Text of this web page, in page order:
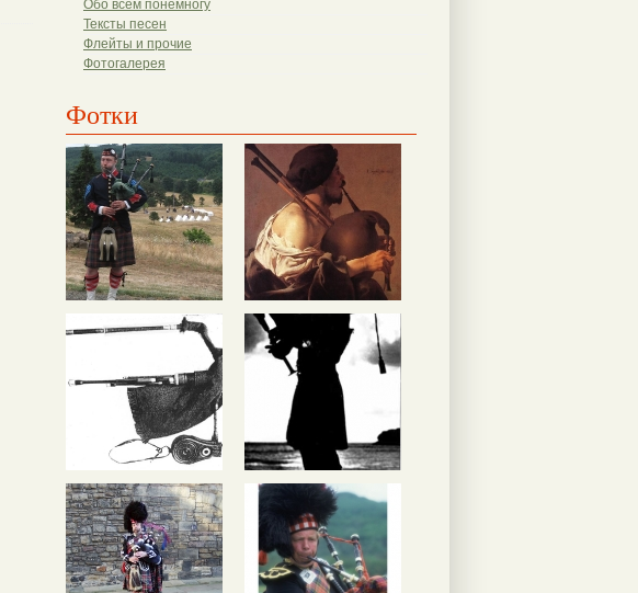
Обо всем понемногу
Тексты песен
Флейты и прочие
Фотогалерея
Фотки